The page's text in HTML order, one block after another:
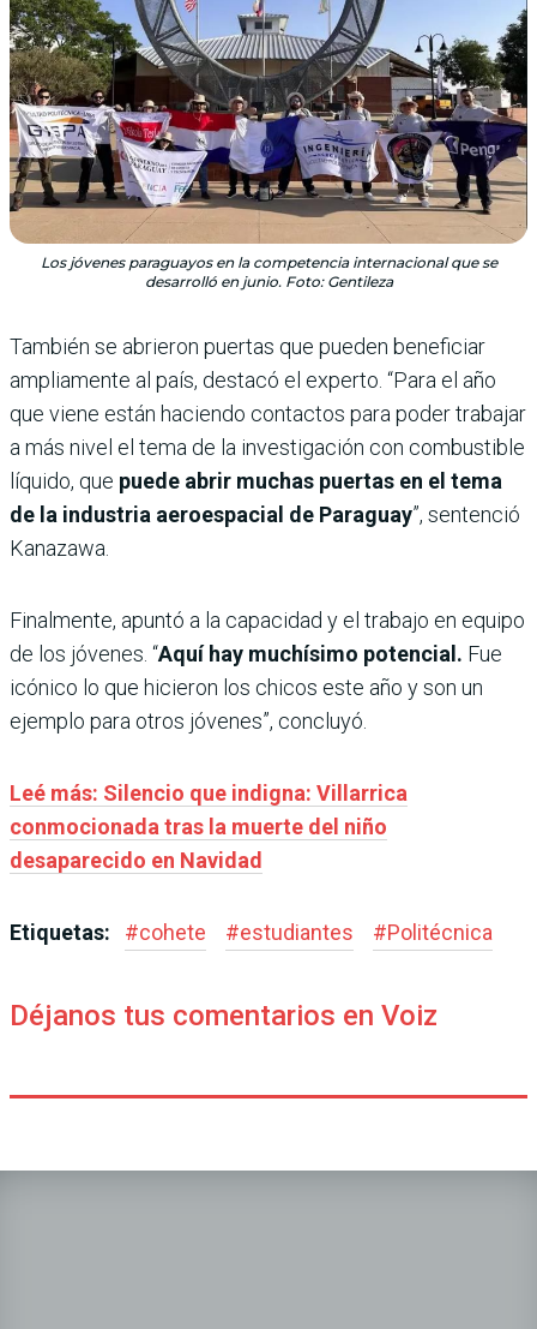
Los jóvenes paraguayos en la competencia internacional que se
desarrolló en junio. Foto: Gentileza
También se abrieron puertas que pueden beneficiar
ampliamente al país, destacó el experto. “Para el año
que viene están haciendo contactos para poder trabajar
a más nivel el tema de la investigación con combustible
líquido, que puede abrir muchas puertas en el tema
de la industria aeroespacial de Paraguay”, sentenció
Kanazawa.
Finalmente, apuntó a la capacidad y el trabajo en equipo
de los jóvenes. “Aquí hay muchísimo potencial. Fue
icónico lo que hicieron los chicos este año y son un
ejemplo para otros jóvenes”, concluyó.
Leé más: Silencio que indigna: Villarrica
conmocionada tras la muerte del niño
desaparecido en Navidad
Etiquetas: #cohete #estudiantes #Politécnica
Déjanos tus comentarios en Voiz